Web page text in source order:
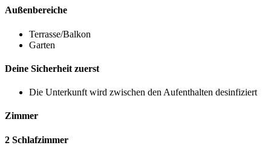
Außenbereiche
Terrasse/Balkon
Garten
Deine Sicherheit zuerst
Die Unterkunft wird zwischen den Aufenthalten desinfiziert
Zimmer
2 Schlafzimmer